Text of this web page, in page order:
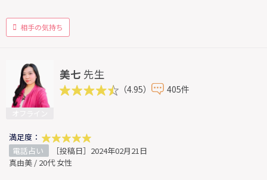
相手の気持ち
美七 先生
（4.95） 405件
満足度：
電話占い
［投稿日］2024年02月21日
真由美 / 20代 女性